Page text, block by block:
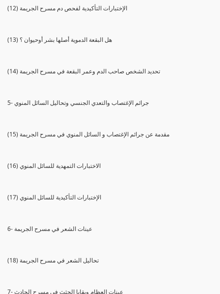
(12) الإختبارات التأكيدية لفحص دم مسرح الجريمة
(13) هل البقعة الدموية أصلها بشر أوحيوان ؟
(14) تحديد الشخص صاحب الدم وعمر البقعة في مسرح الجريمة
5- جرائم الإغتصاب والتعدي الجنسي وتحاليل السائل المنوي
(15) مقدمة عن جرائم الإغتصاب و السائل المنوي في مسرح الجريمة
(16) الاختبارات التمهدية للسائل المنوي
(17) الإختبارات التأكيدية للسائل المنوي
6- عينات الشعر في مسرح الجريمة
(18) تحاليل الشعر في مسرح الجريمة
7- عينات العظام وبقايا الجثث في مسرح الحادث